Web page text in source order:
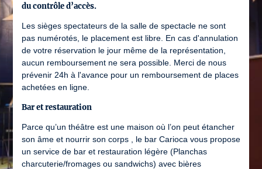
du contrôle d’accès.
Les sièges spectateurs de la salle de spectacle ne sont
pas numérotés, le placement est libre. En cas d'annulation
de votre réservation le jour même de la représentation,
aucun remboursement ne sera possible. Merci de nous
prévenir 24h à l'avance pour un remboursement de places
achetées en ligne.
Bar et restauration
Parce qu’un théâtre est une maison où l’on peut étancher
son âme et nourrir son corps , le bar Carioca vous propose
un service de bar et restauration légère (Planchas
charcuterie/fromages ou sandwichs) avec bières